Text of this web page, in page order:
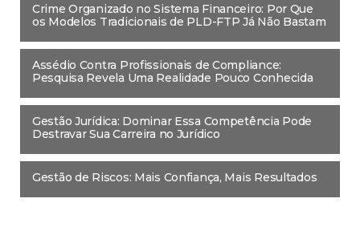
Crime Organizado no Sistema Financeiro: Por Que
os Modelos Tradicionais de PLD-FTP Já Não Bastam
Assédio Contra Profissionais de Compliance:
Pesquisa Revela Uma Realidade Pouco Conhecida
Gestão Jurídica: Dominar Essa Competência Pode
Destravar Sua Carreira no Jurídico
Gestão de Riscos: Mais Confiança, Mais Resultados